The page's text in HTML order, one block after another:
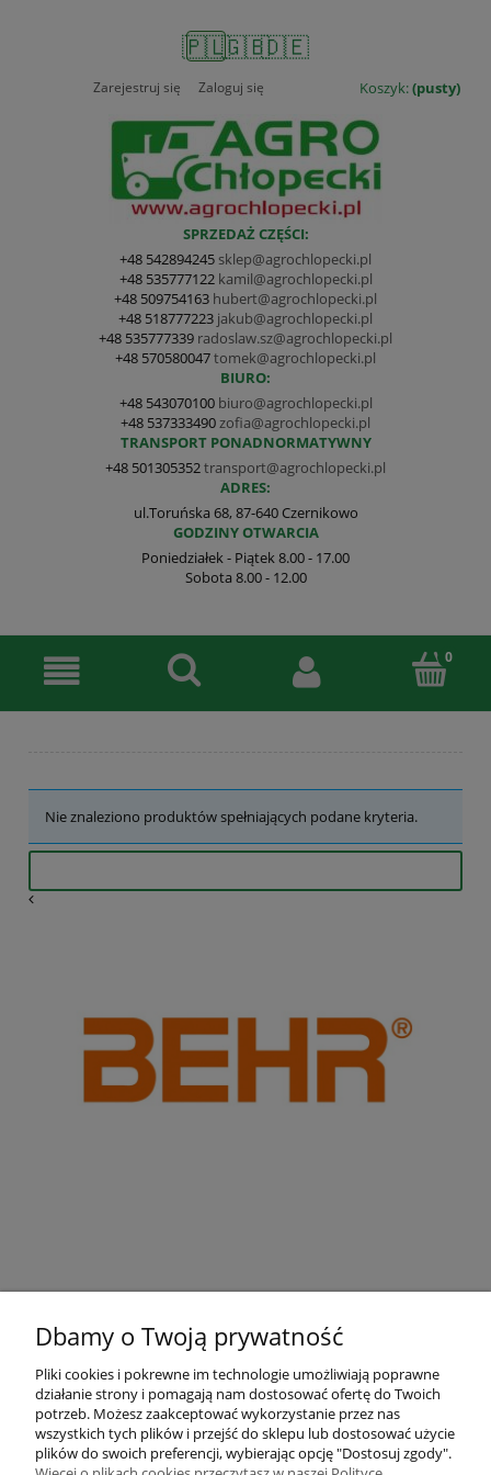
🇵🇱🇬🇧🇩🇪
Koszyk:(pusty)
Zarejestruj się Zaloguj się
SPRZEDAŻ CZĘŚCI:
+48 542894245 sklep@agrochlopecki.pl
+48 535777122 kamil@agrochlopecki.pl
+48 509754163 hubert@agrochlopecki.pl
+48 518777223 jakub@agrochlopecki.pl
+48 535777339 radoslaw.sz@agrochlopecki.pl
+48 570580047tomek@agrochlopecki.pl
BIURO:
+48 543070100 biuro@agrochlopecki.pl
+48 537333490 zofia@agrochlopecki.pl
TRANSPORT PONADNORMATYWNY
+48 501305352transport@agrochlopecki.pl
ADRES:
ul.Toruńska 68, 87-640 Czernikowo
GODZINY OTWARCIA
Poniedziałek - Piątek 8.00 - 17.00
Sobota 8.00 - 12.00
Nie znaleziono produktów spełniających podane kryteria.
Pomoc
Moje konto
Dbamy o Twoją prywatność
Pliki cookies i pokrewne im technologie umożliwiają poprawne
działanie strony i pomagają nam dostosować ofertę do Twoich
potrzeb. Możesz zaakceptować wykorzystanie przez nas
wszystkich tych plików i przejść do sklepu lub dostosować użycie
plików do swoich preferencji, wybierając opcję "Dostosuj zgody".